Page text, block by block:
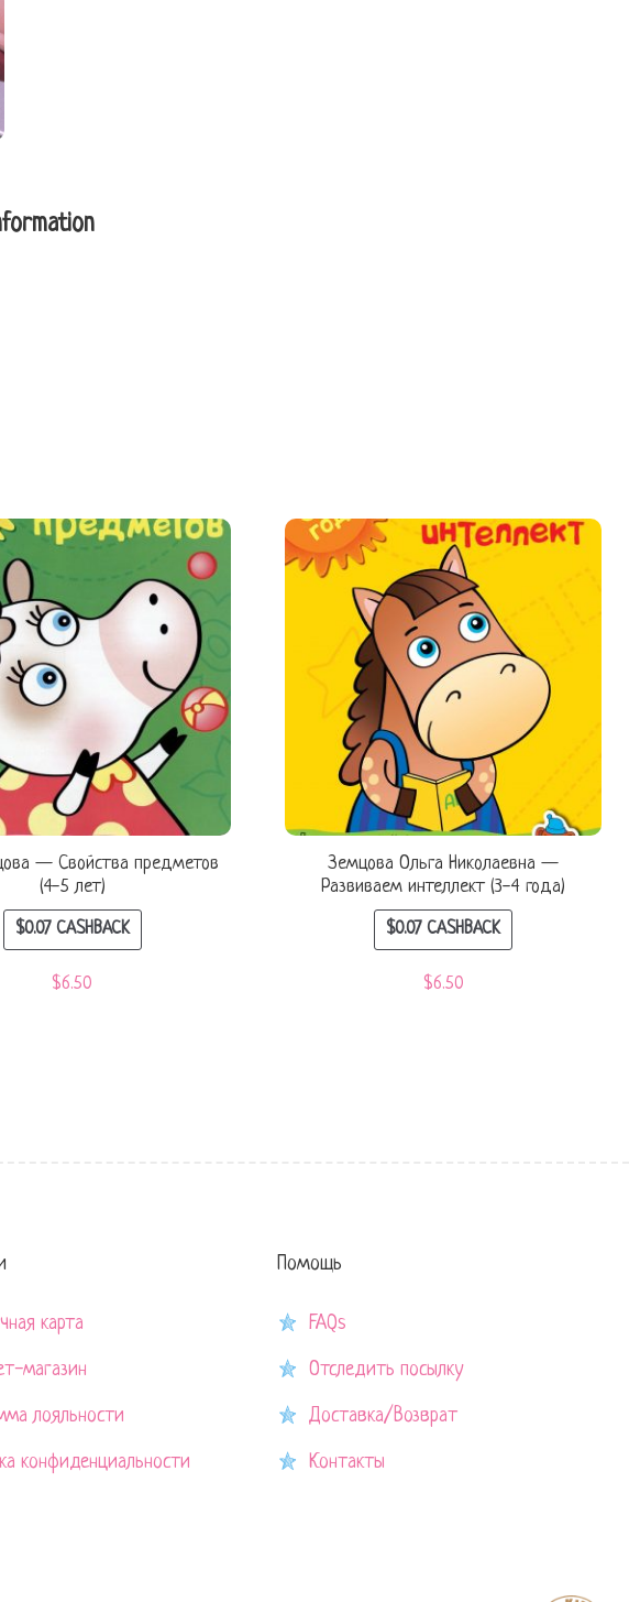
— Свойства предметов
(4-5 лет)
$0.07CASHBACK
$6.50
Земцова Ольга Николаевна —
Развиваем интеллект (3-4 года)
$0.07CASHBACK
$6.50
карта
магазин
лояльности
конфиденциальности
Помощь
FAQs
Отследить посылку
Доставка/Возврат
Контакты